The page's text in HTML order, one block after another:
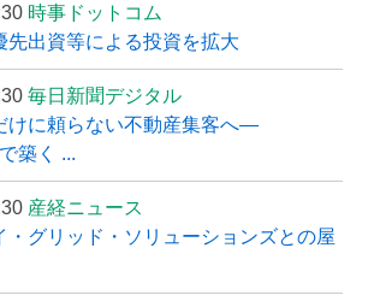
時事ドットコム
先出資等による投資を拡大
毎日新聞デジタル
けに頼らない不動産集客へ―
築く ...
産経ニュース
・グリッド・ソリューションズとの屋